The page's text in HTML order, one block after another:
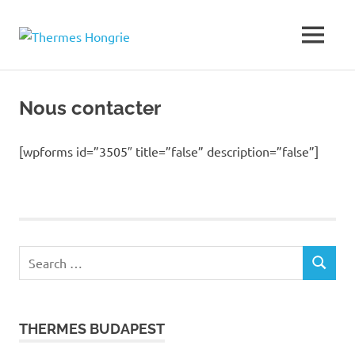
content
Hongrie
thermaux
Hongrie
MENU
Nous contacter
[wpforms id=”3505″ title=”false” description=”false”]
SEARCH
THERMES BUDAPEST